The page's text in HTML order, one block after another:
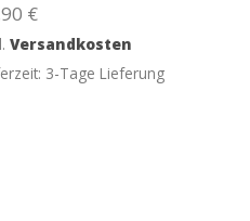
€
Versandkosten
3-Tage Lieferung